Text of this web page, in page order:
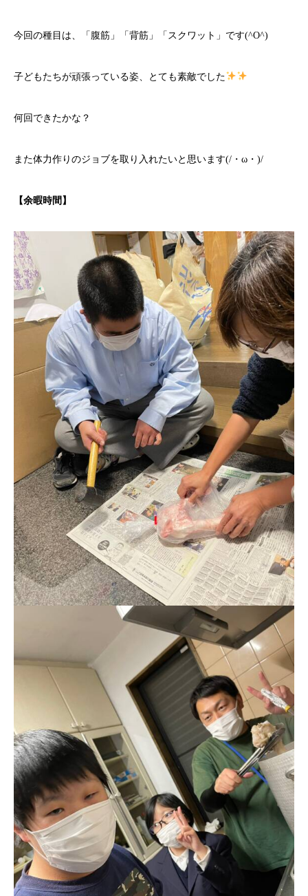
今回の種目は、「腹筋」「背筋」「スクワット」です(^O^)
子どもたちが頑張っている姿、とても素敵でした
何回できたかな？
また体力作りのジョブを取り入れたいと思います(/・ω・)/
【余暇時間】